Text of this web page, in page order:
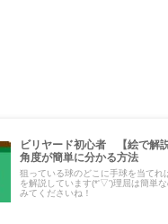
ビリヤード初心者 【絵で解
角度が簡単に分かる方法
狙っている球のどこに手球を当てれ
を解説しています(*'▽')理屈は簡単
みてくださいね！